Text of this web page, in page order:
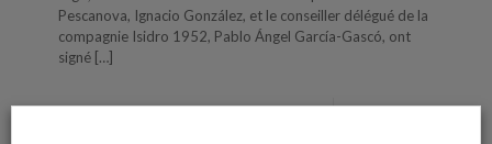
Pescanova, Ignacio González, et le conseiller délégué de la
compagnie Isidro 1952, Pablo Ángel García-Gascó, ont
signé […]